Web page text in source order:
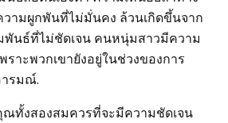
ามผูกพันที่ไม่มั่นคง ล้วนเกิดขึ้นจาก
พันธ์ที่ไม่ชัดเจน คนหนุ่มสาวมีความ
ราะพวกเขายังอยู่ในช่วงของการ
รมณ์.
ทั้งสองสมควรที่จะมีความชัดเจน